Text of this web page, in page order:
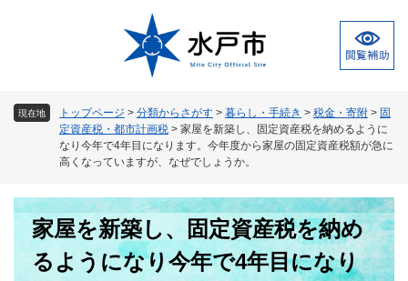
現在地 トップページ > 分類からさがす > 暮らし・手続き > 税金・寄附 > 固
定資産税・都市計画税 > 家屋を新築し、固定資産税を納めるように
なり今年で4年目になります。今年度から家屋の固定資産税額が急に
高くなっていますが、なぜでしょうか。
本
家屋を新築し、固定資産税を納め
るようになり今年で4年目になり